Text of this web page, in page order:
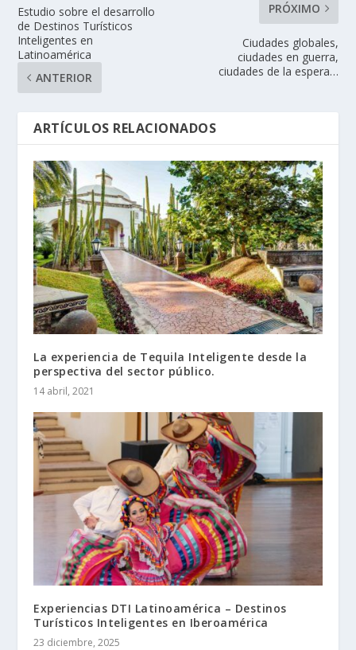
Estudio sobre el desarrollo
de Destinos Turísticos
Inteligentes en
Latinoamérica
ANTERIOR
PRÓXIMO
Ciudades globales,
ciudades en guerra,
ciudades de la espera…
ARTÍCULOS RELACIONADOS
La experiencia de Tequila Inteligente desde la
perspectiva del sector público.
14 abril, 2021
Experiencias DTI Latinoamérica – Destinos
Turísticos Inteligentes en Iberoamérica
23 diciembre, 2025